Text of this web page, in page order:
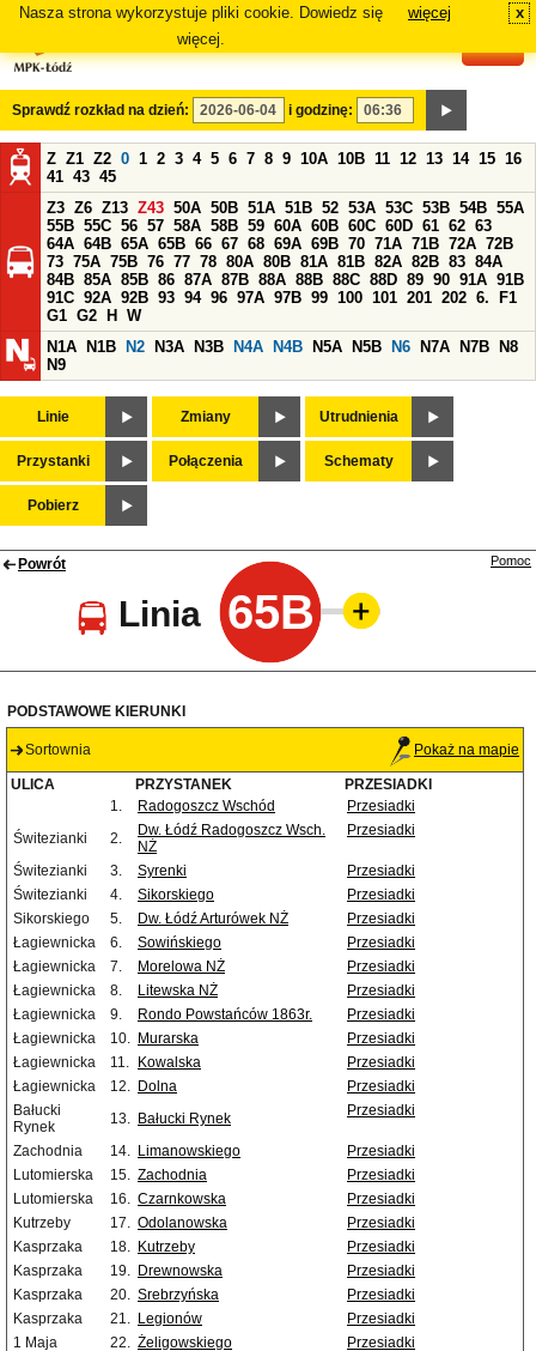
Nasza strona wykorzystuje pliki cookie. Dowiedz się
więcej.
więcej x
Sprawdź rozkład na dzień: i godzinę:
Z Z1 Z2 0 1 2 3 4 5 6 7 8 9 10A 10B 11 12 13 14 15 16
41 43 45
Z3 Z6 Z13 Z43 50A 50B 51A 51B 52 53A 53C 53B 54B 55A
55B 55C 56 57 58A 58B 59 60A 60B 60C 60D 61 62 63
64A 64B 65A 65B 66 67 68 69A 69B 70 71A 71B 72A 72B
73 75A 75B 76 77 78 80A 80B 81A 81B 82A 82B 83 84A
84B 85A 85B 86 87A 87B 88A 88B 88C 88D 89 90 91A 91B
91C 92A 92B 93 94 96 97A 97B 99 100 101 201 202 6.
F1
G1 G2 H
W
N1A
N1B N2 N3A N3B N4A N4B N5A N5B N6 N7A N7B
N8
N9
Linie Zmiany Utrudnienia
Przystanki Połączenia Schematy
Pobierz
Powrót
Linia 65B
Pomoc
PODSTAWOWE KIERUNKI
Sortownia Pokaż na mapie
ULICA PRZYSTANEK
PRZESIADKI
1.
Radogoszcz Wschód
Przesiadki
Świtezianki
2.
Dw. Łódź Radogoszcz Wsch.
NŻ
Przesiadki
Świtezianki 3. Syrenki
Przesiadki
Świtezianki
4. Sikorskiego
Przesiadki
Sikorskiego
5. Dw. Łódź Arturówek NŻ
Przesiadki
Łagiewnicka
6. Sowińskiego
Przesiadki
Łagiewnicka
7. Morelowa NŻ
Przesiadki
Łagiewnicka
8. Litewska NŻ
Przesiadki
Łagiewnicka
9. Rondo Powstańców 1863r.
Przesiadki
Łagiewnicka
10. Murarska
Przesiadki
Łagiewnicka
11. Kowalska
Przesiadki
Łagiewnicka
12. Dolna
Przesiadki
Bałucki
Rynek
13. Bałucki Rynek Przesiadki
Zachodnia 14. Limanowskiego
Przesiadki
Lutomierska
15. Zachodnia
Przesiadki
Lutomierska
16. Czarnkowska
Przesiadki
Kutrzeby
17. Odolanowska
Przesiadki
Kasprzaka
18. Kutrzeby
Przesiadki
Kasprzaka
19. Drewnowska
Przesiadki
Kasprzaka
20. Srebrzyńska
Przesiadki
Kasprzaka
21. Legionów
Przesiadki
1 Maja
22. Żeligowskiego
Przesiadki